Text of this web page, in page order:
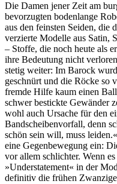
Die Damen jener Zeit am
bevorzugten bodenlange
aus den feinsten Seiden, die
verzierte Modelle aus Satin,
– Stoffe, die noch heute als
ihre Bedeutung nicht
stetig weiter: Im Barock
geschnürt und die Röcke so
fremde Hilfe kaum einen
schwer bestickte Gewänder
wohl auch Ursache für den
Bandscheibenvorfall, denn
schön sein will, muss
eine Gegenbewegung ein:
vor allem schlichter. Wenn
»Understatement« in der
definitiv die frühen